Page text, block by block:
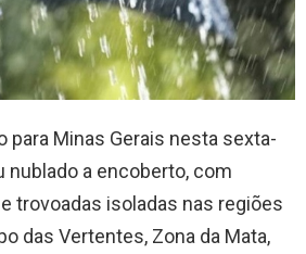
para Minas Gerais nesta sexta-
nublado a encoberto, com
trovoadas isoladas nas regiões
das Vertentes, Zona da Mata,